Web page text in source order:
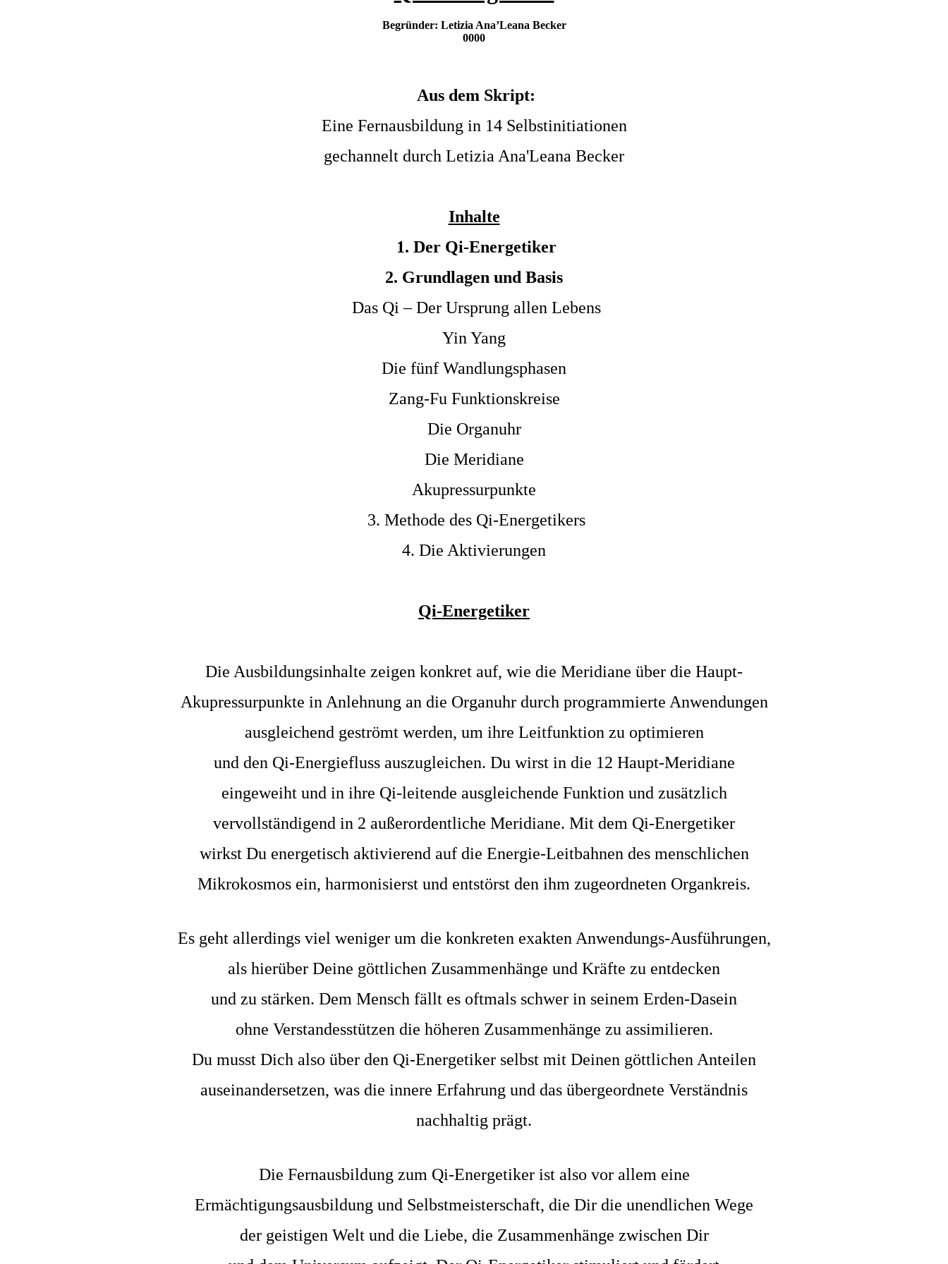
Begründer: Letizia Ana’Leana Becker
0000
Aus dem Skript:
Eine Fernausbildung in 14 Selbstinitiationen
gechannelt durch Letizia Ana'Leana Becker
Inhalte
1. Der Qi-Energetiker
2. Grundlagen und Basis
Das Qi – Der Ursprung allen Lebens
Yin Yang
Die fünf Wandlungsphasen
Zang-Fu Funktionskreise
Die Organuhr
Die Meridiane
Akupressurpunkte
3. Methode des Qi-Energetikers
4. Die Aktivierungen
Qi-Energetiker
Die Ausbildungsinhalte zeigen konkret auf, wie die Meridiane über die Haupt-
Akupressurpunkte in Anlehnung an die Organuhr durch programmierte Anwendungen
ausgleichend geströmt werden, um ihre Leitfunktion zu optimieren
und den Qi-Energiefluss auszugleichen. Du wirst in die 12 Haupt-Meridiane
eingeweiht und in ihre Qi-leitende ausgleichende Funktion und zusätzlich
vervollständigend in 2 außerordentliche Meridiane. Mit dem Qi-Energetiker
wirkst Du energetisch aktivierend auf die Energie-Leitbahnen des menschlichen
Mikrokosmos ein, harmonisierst und entstörst den ihm zugeordneten Organkreis.
Es geht allerdings viel weniger um die konkreten exakten Anwendungs-Ausführungen,
als hierüber Deine göttlichen Zusammenhänge und Kräfte zu entdecken
und zu stärken. Dem Mensch fällt es oftmals schwer in seinem Erden-Dasein
ohne Verstandesstützen die höheren Zusammenhänge zu assimilieren.
Du musst Dich also über den Qi-Energetiker selbst mit Deinen göttlichen Anteilen
auseinandersetzen, was die innere Erfahrung und das übergeordnete Verständnis
nachhaltig prägt.
Die Fernausbildung zum Qi-Energetiker ist also vor allem eine
Ermächtigungsausbildung und Selbstmeisterschaft, die Dir die unendlichen Wege
der geistigen Welt und die Liebe, die Zusammenhänge zwischen Dir